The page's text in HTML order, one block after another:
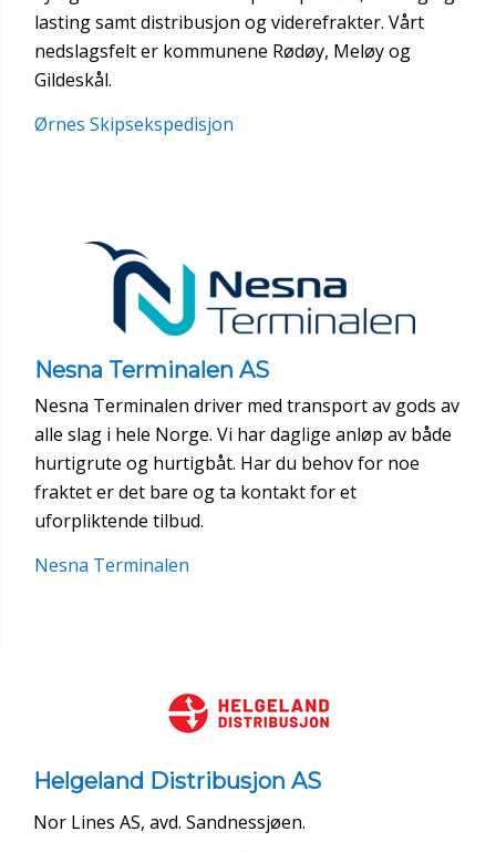
lasting samt distribusjon og viderefrakter. Vårt
nedslagsfelt er kommunene Rødøy, Meløy og
Gildeskål.
Ørnes Skipsekspedisjon
Nesna Terminalen AS
Nesna Terminalen driver med transport av gods av
alle slag i hele Norge. Vi har daglige anløp av både
hurtigrute og hurtigbåt. Har du behov for noe
fraktet er det bare og ta kontakt for et
uforpliktende tilbud.
Nesna Terminalen
Helgeland Distribusjon AS
Nor Lines AS, avd. Sandnessjøen.